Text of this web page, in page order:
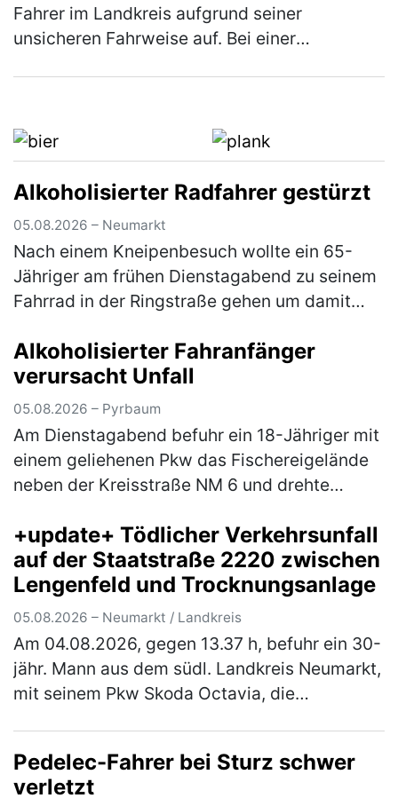
Fahrer im Landkreis aufgrund seiner
unsicheren Fahrweise auf. Bei einer
Alkoholisierter Radfahrer gestürzt
05.08.2026 – Neumarkt
Nach einem Kneipenbesuch wollte ein 65-
Jähriger am frühen Dienstagabend zu seinem
Fahrrad in der Ringstraße gehen um damit
der Herr jedoch aufgrund seiner star…
Alkoholisierter Fahranfänger
verursacht Unfall
05.08.2026 – Pyrbaum
Am Dienstagabend befuhr ein 18-Jähriger mit
einem geliehenen Pkw das Fischereigelände
neben der Kreisstraße NM 6 und drehte
Hierbei verlor der Fahranfänger …(mehr)
+update+ Tödlicher Verkehrsunfall
auf der Staatstraße 2220 zwischen
Lengenfeld und Trocknungsanlage
05.08.2026 – Neumarkt / Landkreis
Am 04.08.2026, gegen 13.37 h, befuhr ein 30-
jähr. Mann aus dem südl. Landkreis Neumarkt,
mit seinem Pkw Skoda Octavia, die
(mehr)
Pedelec-Fahrer bei Sturz schwer
verletzt